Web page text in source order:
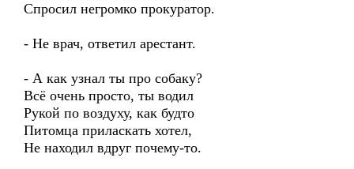
Спросил негромко прокуратор.
- Не врач, ответил арестант.
- А как узнал ты про собаку?
Всё очень просто, ты водил
Рукой по воздуху, как будто
Питомца приласкать хотел,
Не находил вдруг почему-то.